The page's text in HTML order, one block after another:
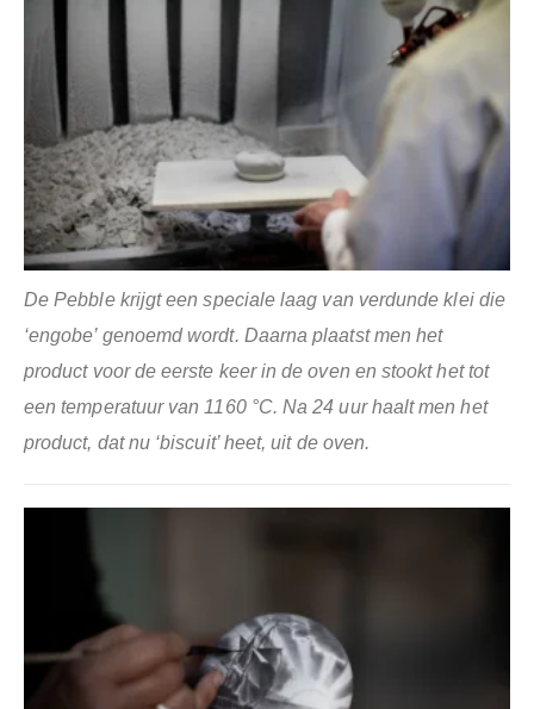
De Pebble krijgt een speciale laag van verdunde klei die
‘engobe’ genoemd wordt. Daarna plaatst men het
product voor de eerste keer in de oven en stookt het tot
een temperatuur van 1160 °C. Na 24 uur haalt men het
product, dat nu ‘biscuit’ heet, uit de oven.